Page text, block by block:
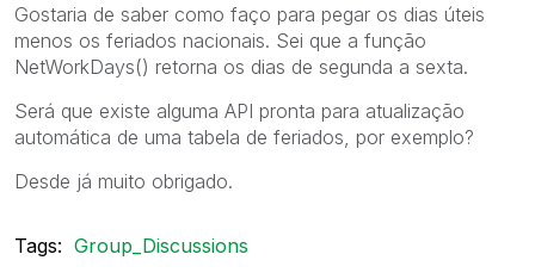
Gostaria de saber como faço para pegar os dias úteis
menos os feriados nacionais. Sei que a função
NetWorkDays() retorna os dias de segunda a sexta.
Será que existe alguma API pronta para atualização
automática de uma tabela de feriados, por exemplo?
Desde já muito obrigado.
Tags: Group_Discussions